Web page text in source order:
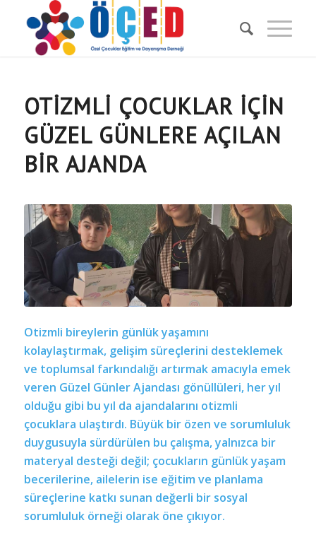
OTIZMLI ÇOCUKLAR İÇIN
GÜZEL GÜNLERE AÇILAN
BIR AJANDA
Otizmli bireylerin günlük yaşamını
kolaylaştırmak, gelişim süreçlerini desteklemek
ve toplumsal farkındalığı artırmak amacıyla emek
veren Güzel Günler Ajandası gönüllüleri, her yıl
olduğu gibi bu yıl da ajandalarını otizmli
çocuklara ulaştırdı. Büyük bir özen ve sorumluluk
duygusuyla sürdürülen bu çalışma, yalnızca bir
materyal desteği değil; çocukların günlük yaşam
becerilerine, ailelerin ise eğitim ve planlama
süreçlerine katkı sunan değerli bir sosyal
sorumluluk örneği olarak öne çıkıyor.